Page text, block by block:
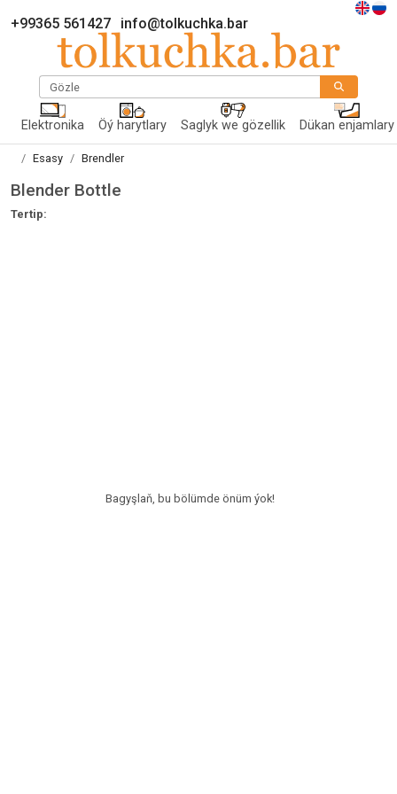
+99365 561427 info@tolkuchka.bar
Gözle
Elektronika Öý harytlary Saglyk we gözellik Dükan enjamlary
Esasy Brendler
Blender Bottle
Tertip:
Bagyşlaň, bu bölümde önüm ýok!